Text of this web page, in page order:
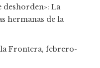
deshorden»: La
hermanas de la
Frontera, febrero-